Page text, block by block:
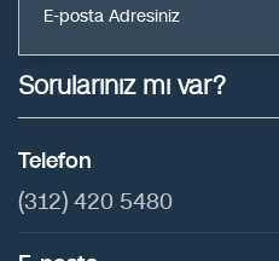
Sorularınız mı var?
Telefon
(312) 420 5480